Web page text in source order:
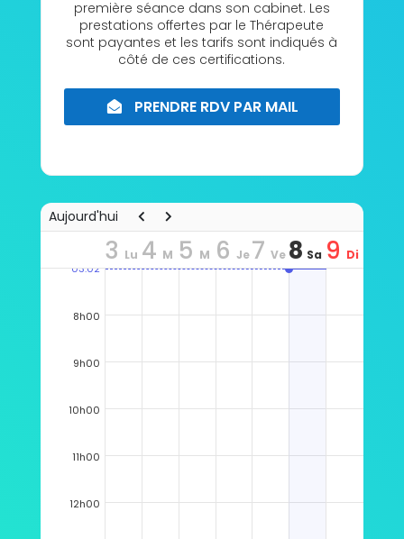
première séance dans son cabinet. Les
prestations offertes par le Thérapeute
sont payantes et les tarifs sont indiqués à
côté de ces certifications.
PRENDRE RDV PAR MAIL
Aujourd'hui
3 Lu 4 M 5 M 6 Je 7 Ve 8 Sa 9 Di
8h00
9h00
10h00
11h00
12h00
03:02